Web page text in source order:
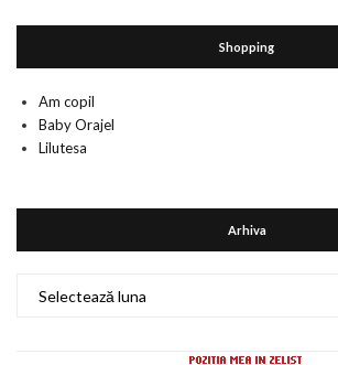
Shopping
Am copil
Baby Orajel
Lilutesa
Arhiva